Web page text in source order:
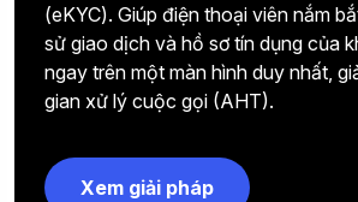
(eKYC). Giúp điện thoại viên nắm
sử giao dịch và hồ sơ tín dụng của
ngay trên một màn hình duy nhất,
gian xử lý cuộc gọi (AHT).
Xem giải pháp